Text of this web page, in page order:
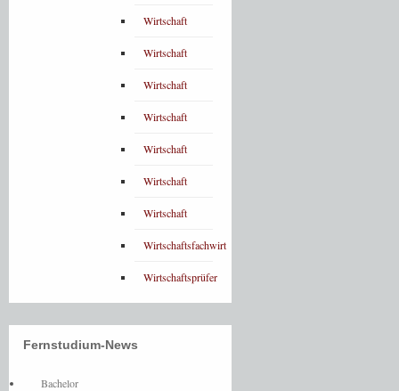
Wirtschaft
Wirtschaft
Wirtschaft
Wirtschaft
Wirtschaft
Wirtschaft
Wirtschaft
Wirtschaftsfachwirt
Wirtschaftsprüfer
Fernstudium-News
Bachelor